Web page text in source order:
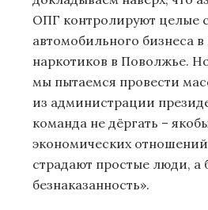
ОПГ контролируют целые
автомобильного бизнеса
наркотиков в Поволжье.
мы пытаемся провести
из администрации
команда не дёргать –
экономических отношений
страдают простые люди, а
безнаказанность».